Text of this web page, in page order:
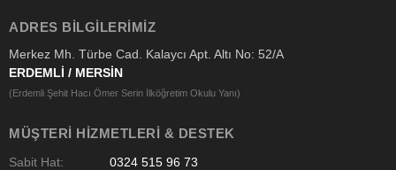
ADRES BILGILERIMIZ
Merkez Mh. Türbe Cad. Kalaycı Apt. Altı No: 52/A
ERDEMLİ / MERSİN
(Erdemli Şehit Hacı Ömer Serin İlköğretim Okulu Yanı)
MÜŞTERI HIZMETLERI & DESTEK
Sabit Hat: 0324 515 96 73